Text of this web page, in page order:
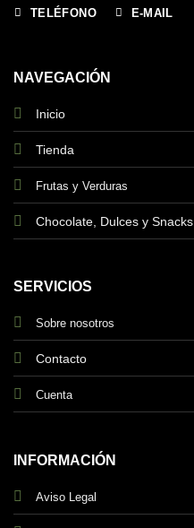
TELÉFONO E-MAIL
NAVEGACIÓN
Inicio
Tienda
Frutas y Verduras
Chocolate, Dulces y Snacks
SERVICIOS
Sobre nosotros
Contacto
Cuenta
INFORMACIÓN
Aviso Legal